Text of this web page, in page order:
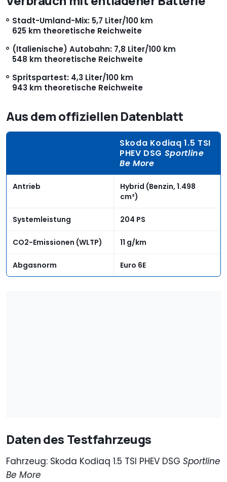
Stadt-Umland-Mix: 5,7 Liter/100 km
625 km theoretische Reichweite
(Italienische) Autobahn: 7,8 Liter/100 km
548 km theoretische Reichweite
Spritspartest: 4,3 Liter/100 km
943 km theoretische Reichweite
Aus dem offiziellen Datenblatt
Skoda Kodiaq 1.5 TSI
PHEV DSG Sportline
Be More
Antrieb
Hybrid (Benzin, 1.498
cm³)
Systemleistung 204 PS
CO2-Emissionen (WLTP) 11 g/km
Abgasnorm Euro 6E
Daten des Testfahrzeugs
Fahrzeug: Skoda Kodiaq 1.5 TSI PHEV DSG Sportline
Be More